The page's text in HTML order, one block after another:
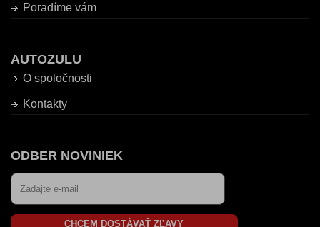
Poradíme vám
AUTOZULU
O spoločnosti
Kontakty
ODBER NOVINIEK
CHCEM DOSTÁVAŤ ZĽAVY